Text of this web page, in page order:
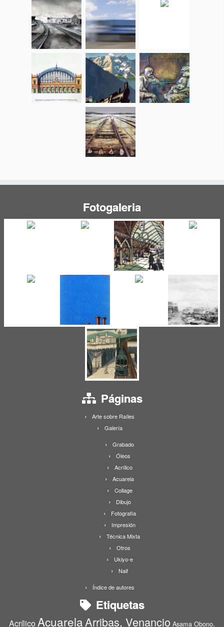
Fotogaleria
Páginas
Arte sobre Raíles
Galería
Grabado
Óleos
Acrílico
Acuarela
Collage
Dibujo
Fotografía
Impresión
Técnica Mixta
Otros
Ukiyo-e
Naif
Índice de autores
Etiquetas
Acrílico AcuarelaArribas, Venancio Asama Obono,